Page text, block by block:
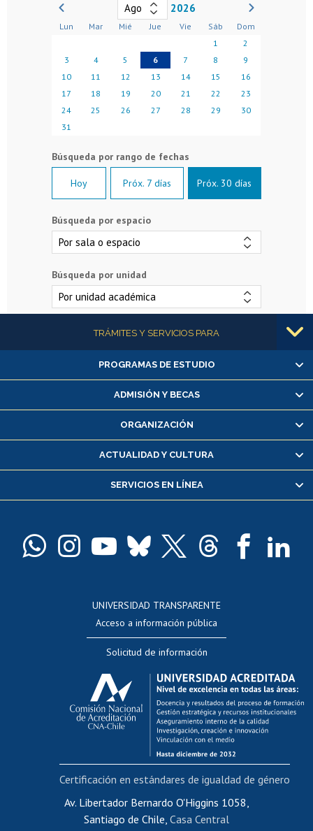
2026
Lun Mar Mié Jue Vie Sáb
Dom
1
2
3
4 5 6 7 8
9
10
11 12 13 14 15
16
17
18 19 20 21 22
23
24
25 26 27 28 29
30
31
Hoy Próx. 7 días Próx. 30 días
Búsqueda por espacio
Búsqueda por unidad
Más informaciónTRÁMITES Y SERVICIOS PARA
Alumnas/os y exalumnas/os
Matrícula en línea
Inscripción y cambio de asignaturas
Consulta y certificado de notas
Servicio médico y dental
Pago de arancel y crédito alumnos
Docentes
Evaluación docente
Calificación académica
Postulación al AUCAI
Funcionarias/os
Cursos internos de capacitación
Bienestar del personal
Portal de movilidad interna
Certificado de renta
Certificado de renta honorarios
PROGRAMAS DE ESTUDIO
ADMISIÓN Y BECAS
ORGANIZACIÓN
ACTUALIDAD Y CULTURA
SERVICIOS EN LÍNEA
UNIVERSIDAD TRANSPARENTE
Acceso a información pública
Solicitud de información
Av. Libertador Bernardo O'Higgins 1058,
Santiago de Chile, Casa Central
Certificación en estándares de igualdad de género